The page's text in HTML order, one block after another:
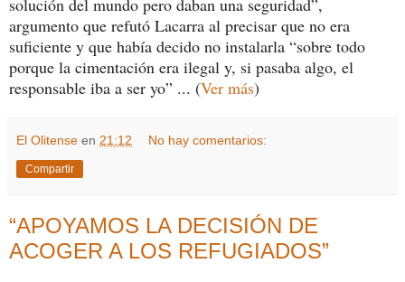
argumento que refutó Lacarra al precisar que no era
suficiente y que había decido no instalarla “sobre todo
porque la cimentación era ilegal y, si pasaba algo, el
responsable iba a ser yo” ... (Ver más)
El Olitense en 21:12 No hay comentarios:
Compartir
“APOYAMOS LA DECISIÓN DE
ACOGER A LOS REFUGIADOS”